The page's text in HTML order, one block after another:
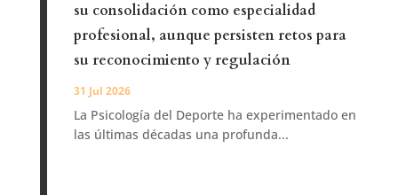
su consolidación como especialidad
profesional, aunque persisten retos para
su reconocimiento y regulación
31 Jul 2026
La Psicología del Deporte ha experimentado en
las últimas décadas una profunda...